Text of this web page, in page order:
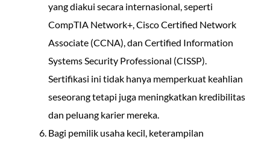
yang diakui secara internasional, seperti
CompTIA Network+, Cisco Certified Network
Associate (CCNA), dan Certified Information
Systems Security Professional (CISSP).
Sertifikasi ini tidak hanya memperkuat keahlian
seseorang tetapi juga meningkatkan kredibilitas
dan peluang karier mereka.
Bagi pemilik usaha kecil, keterampilan